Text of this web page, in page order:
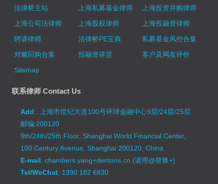
法律桥主站
上海私募基金律师
上海投资并购律师
上海公司法律师
上海股权律师
上海投融资律师
聘请律师
法律桥PE宝典
私募基金风控合集
对赌回购合集
投融资讲堂
客户及网友评价
Sitemap
联系律师 Contact Us
Add: 上海市世纪大道100号环球金融中心9层/24层/25层
邮编:200120
9th/24th/25th Floor, Shanghai World Financial Center,
100 Century Avenue, Shanghai 200120, China
E-mail: chambers.yang+dentons.cn (请用@替换+)
Tel/WeChat: 1390 182 6830